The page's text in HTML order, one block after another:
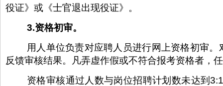
役证》或《士官退出现役证》。
3.资格初审。
用人单位负责对应聘人员进行网上资格初审
反馈审核结果。凡弄虚作假或不符合报考资格者，
资格审核通过人数与岗位招聘计划数未达到